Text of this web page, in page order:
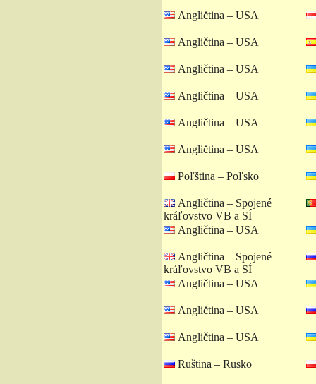
Angličtina – USA
Angličtina – USA
Angličtina – USA
Angličtina – USA
Angličtina – USA
Angličtina – USA
Poľština – Poľsko
Angličtina – Spojené
kráľovstvo VB a SÍ
Angličtina – USA
Angličtina – Spojené
kráľovstvo VB a SÍ
Angličtina – USA
Angličtina – USA
Angličtina – USA
Ruština – Rusko